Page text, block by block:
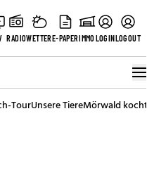
RADIOWETTERE-PAPERIMMOLOGINLOGOUT
TourUnsere TiereMörwald kocht